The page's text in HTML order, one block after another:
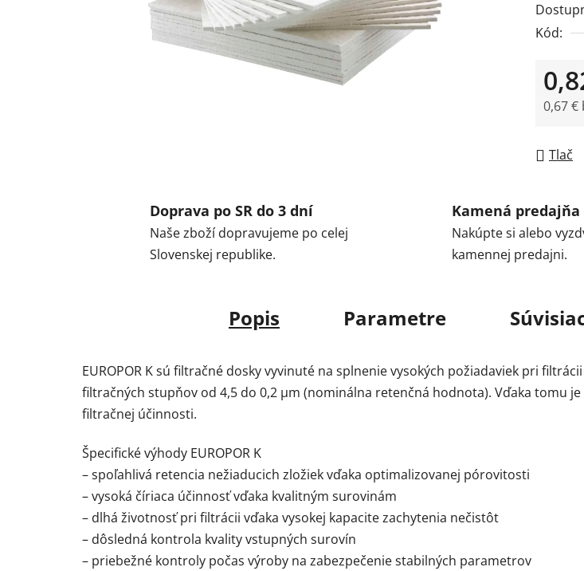
Kód:
0,67 €
Tlač
Doprava po SR do 3 dní
Naše zboží dopravujeme po celej
Slovenskej republike.
Kamená predajňa
Nakúpte si alebo
kamennej predajni.
Popis Parametre
EUROPOR K sú filtračné dosky vyvinuté na splnenie vysokých požiadaviek pri
filtračných stupňov od 4,5 do 0,2 µm (nominálna retenčná hodnota). Vďaka tomu
filtračnej účinnosti.
Špecifické výhody EUROPOR K
– spoľahlivá retencia nežiaducich zložiek vďaka optimalizovanej pórovitosti
– vysoká číriaca účinnosť vďaka kvalitným surovinám
– dlhá životnosť pri filtrácii vďaka vysokej kapacite zachytenia nečistôt
– dôsledná kontrola kvality vstupných surovín
– priebežné kontroly počas výroby na zabezpečenie stabilných parametrov